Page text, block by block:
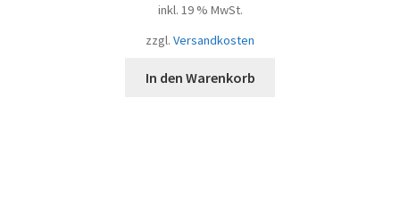
inkl. 19 % MwSt.
zzgl. Versandkosten
In den Warenkorb